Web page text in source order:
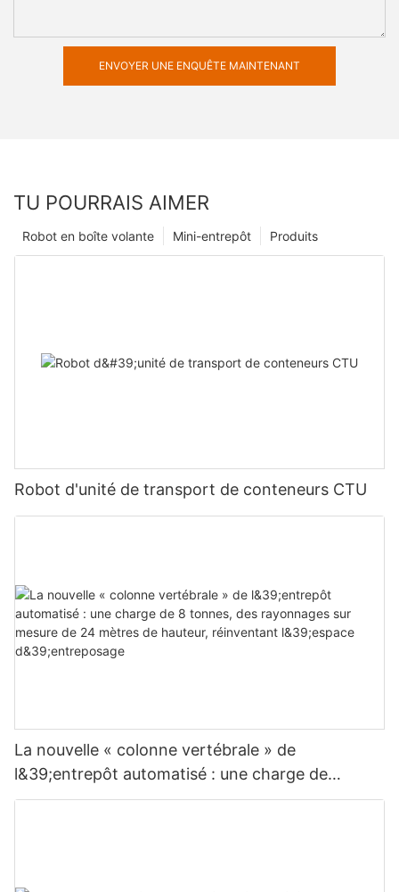
ENVOYER UNE ENQUÊTE MAINTENANT
TU POURRAIS AIMER
Produits
Mini-entrepôt
Robot en boîte volante
Robot d'unité de transport de conteneurs CTU
La nouvelle « colonne vertébrale » de
l&39;entrepôt automatisé : une charge de
8 tonnes, des rayonnages sur mesure de